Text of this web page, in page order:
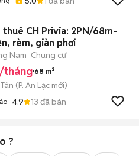
thuê CH Privia: 2PN/68m-
rèm, giàn phơi
Nam Chung cư
tháng 68 m²
(P. An Lạc mới)
4.9 13 đã bán
?